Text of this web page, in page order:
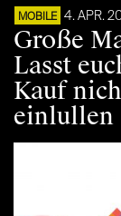
MOBILE 4. APR.
Große
Lasst
Kauf
einlullen